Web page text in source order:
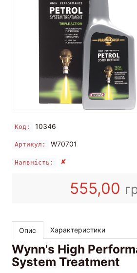
Код: 10346
Артикул: W70701
Наявність: ✘
555,00
Опис Характеристики
Wynn's High
System Treatment